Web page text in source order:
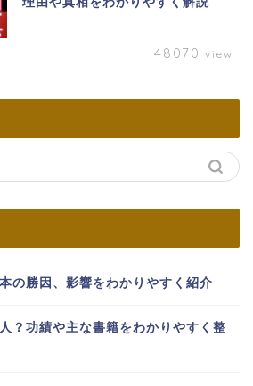
48070 view
の勝因、影響をわかりやすく紹介
？功績や主な書籍をわかりやすく整